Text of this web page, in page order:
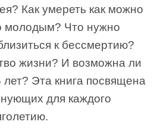
Как умереть как можно
молодым? Что нужно
к бессмертию?
жизни? И возможна ли
Эта книга посвящена
для каждого